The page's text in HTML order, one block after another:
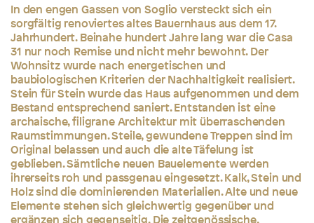
In den engen Gassen von Soglio versteckt sich ein
sorgfältig renoviertes altes Bauernhaus aus dem 17.
Jahrhundert. Beinahe hundert Jahre lang war die Casa
31 nur noch Remise und nicht mehr bewohnt. Der
Wohnsitz wurde nach energetischen und
baubiologischen Kriterien der Nachhaltigkeit realisiert.
Stein für Stein wurde das Haus aufgenommen und dem
Bestand entsprechend saniert. Entstanden ist eine
archaische, filigrane Architektur mit überraschenden
Raumstimmungen. Steile, gewundene Treppen sind im
Original belassen und auch die alte Täfelung ist
geblieben. Sämtliche neuen Bauelemente werden
ihrerseits roh und passgenau eingesetzt. Kalk, Stein und
Holz sind die dominierenden Materialien. Alte und neue
Elemente stehen sich gleichwertig gegenüber und
ergänzen sich gegenseitig. Die zeitgenössische,